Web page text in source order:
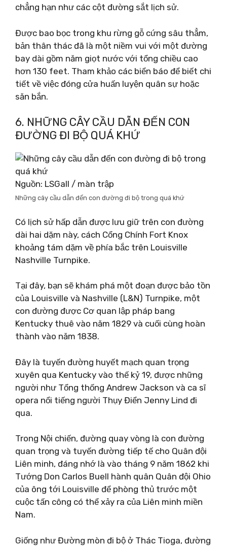
chẳng hạn như các cột đường sắt lịch sử.
Được bao bọc trong khu rừng gỗ cứng sâu thẳm,
bản thân thác đã là một niềm vui với một đường
bay dài gồm năm giọt nước với tổng chiều cao
hơn 130 feet. Tham khảo các biển báo để biết chi
tiết về việc đóng cửa huấn luyện quân sự hoặc
săn bắn.
6. NHỮNG CÂY CẦU DẪN ĐẾN CON
ĐƯỜNG ĐI BỘ QUÁ KHỨ
Nguồn: LSGall / màn trập
Những cây cầu dẫn đến con đường đi bộ trong quá khứ
Có lịch sử hấp dẫn được lưu giữ trên con đường
dài hai dặm này, cách Cổng Chính Fort Knox
khoảng tám dặm về phía bắc trên Louisville
Nashville Turnpike.
Tại đây, bạn sẽ khám phá một đoạn được bảo tồn
của Louisville và Nashville (L&N) Turnpike, một
con đường được Cơ quan lập pháp bang
Kentucky thuê vào năm 1829 và cuối cùng hoàn
thành vào năm 1838.
Đây là tuyến đường huyết mạch quan trọng
xuyên qua Kentucky vào thế kỷ 19, được những
người như Tổng thống Andrew Jackson và ca sĩ
opera nổi tiếng người Thụy Điển Jenny Lind đi
qua.
Trong Nội chiến, đường quay vòng là con đường
quan trọng và tuyến đường tiếp tế cho Quân đội
Liên minh, đáng nhớ là vào tháng 9 năm 1862 khi
Tướng Don Carlos Buell hành quân Quân đội Ohio
của ông tới Louisville để phòng thủ trước một
cuộc tấn công có thể xảy ra của Liên minh miền
Nam.
Giống như Đường mòn đi bộ ở Thác Tioga, đường